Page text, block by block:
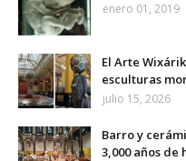
enero 01, 2019
El Arte
esculturas
julio 15, 2026
Barro y
3,000 años